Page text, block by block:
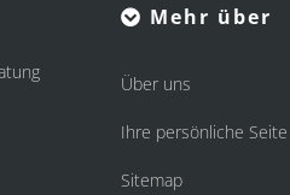
Mehr über
Über uns
Ihre persönliche Seite
Sitemap